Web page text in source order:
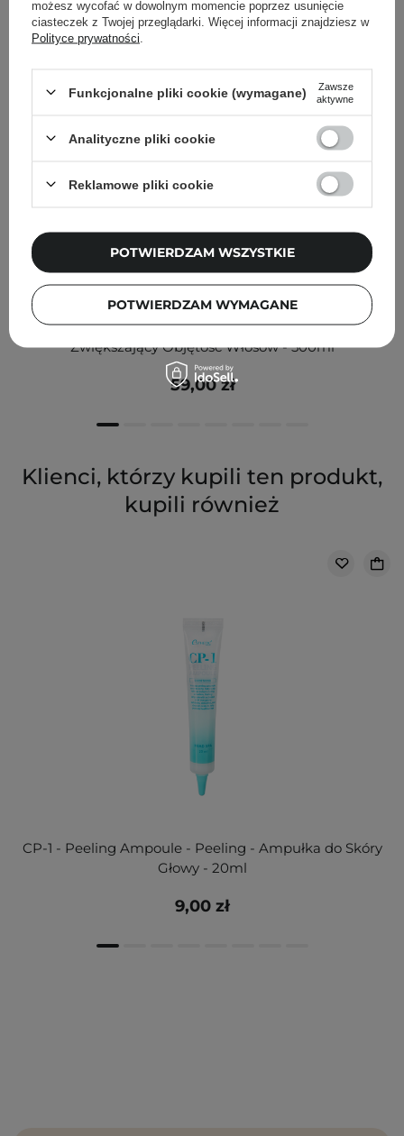
CP-1 - Volume Booster Shampoo - Szampon
Zwiększający Objętość Włosów - 500ml
59,00 zł
Klienci, którzy kupili ten produkt,
kupili również
CP-1 - Peeling Ampoule - Peeling - Ampułka do Skóry
Głowy - 20ml
9,00 zł
możesz wycofać w dowolnym momencie poprzez usunięcie
ciasteczek z Twojej przeglądarki. Więcej informacji znajdziesz w
Polityce prywatności
Funkcjonalne pliki cookie (wymagane)
Zawsze
aktywne
Analityczne pliki cookie
Reklamowe pliki cookie
POTWIERDZAM WYMAGANE
POTWIERDZAM WSZYSTKIE